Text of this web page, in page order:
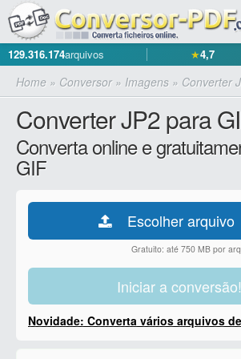
129.316.174arquivos ★4,7
Home » Conversor» Imagens » Converter
Converter JP2 para
Converta online e
GIF
Escolher arquivo
Gratuito: até 750 MB por
Iniciar a conversão!
Novidade: Converta vários arquivos